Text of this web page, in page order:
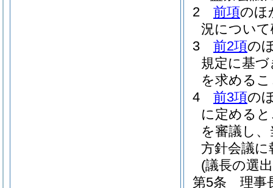
2
前項のほ
況につい
3
前2項の
規定に基
を求める
4
前3項の
に定める
を審議し
方針会議
(議長の選
第5条
理事